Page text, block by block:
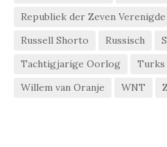
Republiek der Zeven
Russell Shorto
Russisch
Tachtigjarige Oorlog
Turks
Willem van Oranje
WNT